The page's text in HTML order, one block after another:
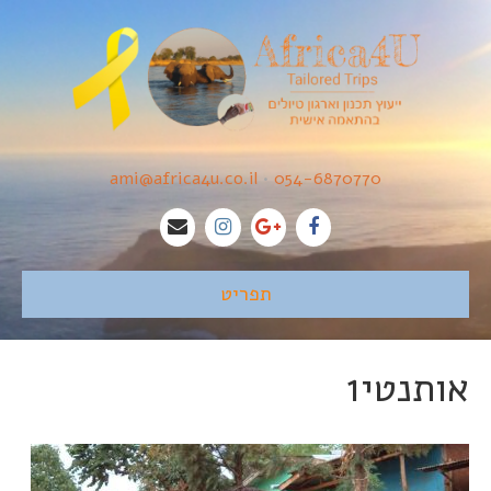
054-6870770
•
ami@africa4u.co.il
תפריט
אותנטי1